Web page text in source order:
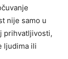
nije samo u
prihvatljivosti,
ljudima ili